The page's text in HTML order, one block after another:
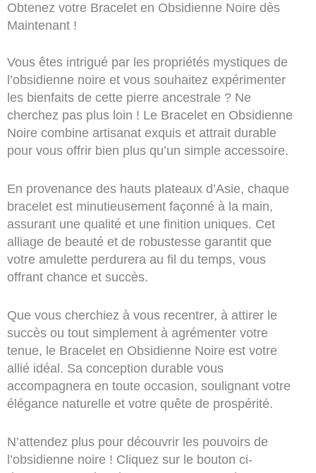
Obtenez votre Bracelet en Obsidienne Noire dès
Maintenant !
Vous êtes intrigué par les propriétés mystiques de
l’obsidienne noire et vous souhaitez expérimenter
les bienfaits de cette pierre ancestrale ? Ne
cherchez pas plus loin ! Le Bracelet en Obsidienne
Noire combine artisanat exquis et attrait durable
pour vous offrir bien plus qu’un simple accessoire.
En provenance des hauts plateaux d’Asie, chaque
bracelet est minutieusement façonné à la main,
assurant une qualité et une finition uniques. Cet
alliage de beauté et de robustesse garantit que
votre amulette perdurera au fil du temps, vous
offrant chance et succès.
Que vous cherchiez à vous recentrer, à attirer le
succès ou tout simplement à agrémenter votre
tenue, le Bracelet en Obsidienne Noire est votre
allié idéal. Sa conception durable vous
accompagnera en toute occasion, soulignant votre
élégance naturelle et votre quête de prospérité.
N’attendez plus pour découvrir les pouvoirs de
l’obsidienne noire ! Cliquez sur le bouton ci-